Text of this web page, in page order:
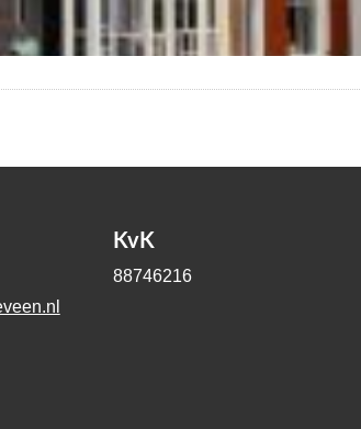
KvK
88746216